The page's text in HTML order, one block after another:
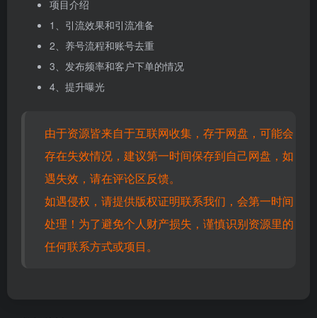
项目介绍
1、引流效果和引流准备
2、养号流程和账号去重
3、发布频率和客户下单的情况
4、提升曝光
由于资源皆来自于互联网收集，存于网盘，可能会
存在失效情况，建议第一时间保存到自己网盘，如
遇失效，请在评论区反馈。
如遇侵权，请提供版权证明联系我们，会第一时间
处理！为了避免个人财产损失，谨慎识别资源里的
任何联系方式或项目。